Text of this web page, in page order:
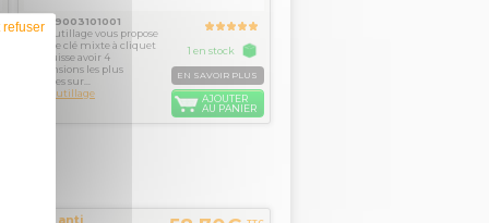
Réf. : 9003101001
Mob outillage vous propose
la seule clé mixte à cliquet
qui puisse avoir 4
dimensions les plus
utilisées sur...
Mob Outillage
1 en stock
EN SAVOIR PLUS
AJOUTER
AU PANIER
Pate anti
refuser